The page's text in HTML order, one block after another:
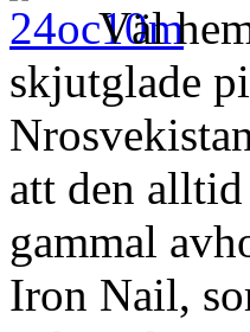
Väl
skjutglade
att den
gammal
Iron Nail,